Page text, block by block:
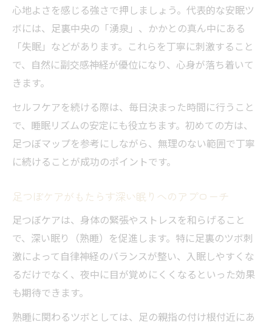
心地よさを感じる強さで押しましょう。代表的な安眠ツ
ボには、足裏中央の「湧泉」、かかとの真ん中にある
「失眠」などがあります。これらを丁寧に刺激すること
で、自然に副交感神経が優位になり、心身が落ち着いて
きます。
セルフケアを続ける際は、毎日決まった時間に行うこと
で、睡眠リズムの安定にも役立ちます。初めての方は、
足つぼマップを参考にしながら、無理のない範囲で丁寧
に続けることが成功のポイントです。
足つぼケアがもたらす深い眠りへのアプローチ
足つぼケアは、身体の緊張やストレスを和らげること
で、深い眠り（熟睡）を促進します。特に足裏のツボ刺
激によって自律神経のバランスが整い、入眠しやすくな
るだけでなく、夜中に目が覚めにくくなるといった効果
も期待できます。
熟睡に関わるツボとしては、足の親指の付け根付近にあ